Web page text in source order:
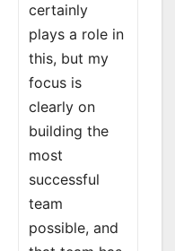
certainly
plays a role in
this, but my
focus is
clearly on
building the
most
successful
team
possible, and